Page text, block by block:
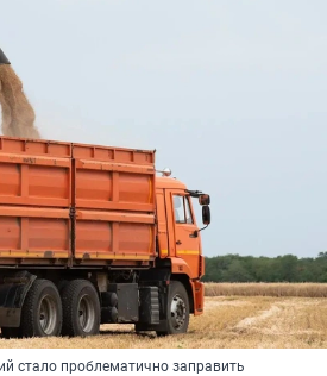
стало проблематично заправить